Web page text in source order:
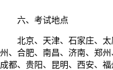
六、考试地点
北京、天津、石家庄、太
州、合肥、南昌、济南、郑
成都、贵阳、昆明、西安、